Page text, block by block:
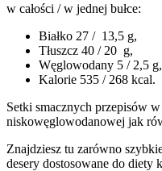
w całości / w jednej bułce:
Białko 27 / 13,5 g,
Tłuszcz 40 / 20 g,
Węglowodany 5 / 2,5 g,
Kalorie 535 / 268 kcal.
Setki smacznych przepisów
niskowęglowodanowej jak
Znajdziesz tu zarówno
desery dostosowane do diety